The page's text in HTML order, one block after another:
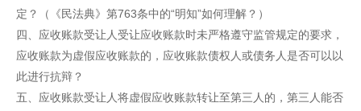
定？（《民法典》第763条中的“明知”如何理解？）
四、应收账款受让人受让应收账款时未严格遵守监管规定的要求，
应收账款为虚假应收账款的，应收账款债权人或债务人是否可以以
此进行抗辩？
五、应收账款受让人将虚假应收账款转让至第三人的，第三人能否